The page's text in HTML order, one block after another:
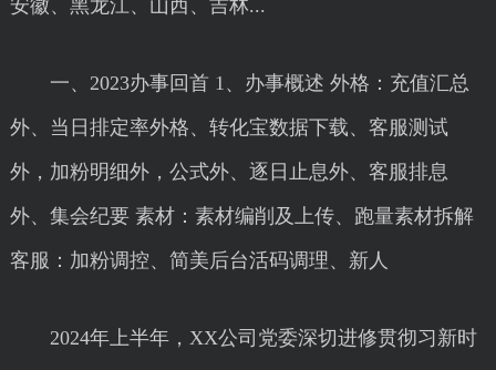
安徽、黑龙江、山西、吉林...
一、2023办事回首 1、办事概述 外格：充值汇总
外、当日排定率外格、转化宝数据下载、客服测试
外，加粉明细外，公式外、逐日止息外、客服排息
外、集会纪要 素材：素材编削及上传、跑量素材拆解
客服：加粉调控、简美后台活码调理、新人
2024年上半年，XX公司党委深切进修贯彻习新时